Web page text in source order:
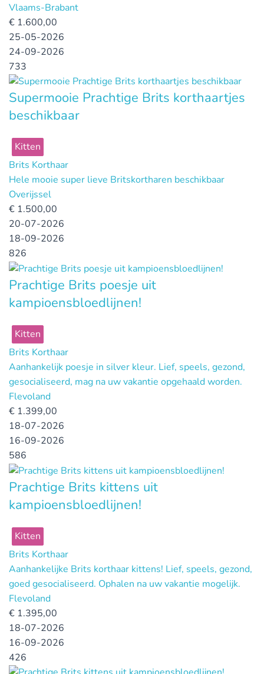
Vlaams-Brabant
€ 1.600,00
25-05-2026
24-09-2026
733
Supermooie Prachtige Brits korthaartjes
beschikbaar
Kitten
Brits Korthaar
Hele mooie super lieve Britskortharen beschikbaar
Overijssel
€ 1.500,00
20-07-2026
18-09-2026
826
Prachtige Brits poesje uit
kampioensbloedlijnen!
Kitten
Brits Korthaar
Aanhankelijk poesje in silver kleur. Lief, speels, gezond,
gesocialiseerd, mag na uw vakantie opgehaald worden.
Flevoland
€ 1.399,00
18-07-2026
16-09-2026
586
Prachtige Brits kittens uit
kampioensbloedlijnen!
Kitten
Brits Korthaar
Aanhankelijke Brits korthaar kittens! Lief, speels, gezond,
goed gesocialiseerd. Ophalen na uw vakantie mogelijk.
Flevoland
€ 1.395,00
18-07-2026
16-09-2026
426